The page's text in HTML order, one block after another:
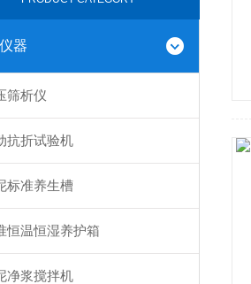
器
筛析仪
抗折试验机
标准养生槽
恒温恒湿养护箱
净浆搅拌机